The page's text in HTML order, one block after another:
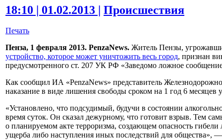
18:10 | 01.02.2013 | Происшествия
Печать
Пенза, 1 февраля 2013. PenzaNews. Житель Пензы,
устройство, которое может уничтожить весь город, признан
предусмотренного ст. 207 УК РФ «Заведомо ложное
Как сообщил ИА «PenzaNews» представитель
наказание в виде лишения свободы сроком на 1 год 6 месяцев
«Установлено, что подсудимый, будучи в состоянии
время суток. Он сказал дежурному, что готовит взрыв. Тем
о планируемом акте терроризма, создающем опасность
ущерба либо наступления иных последствий для общества», —